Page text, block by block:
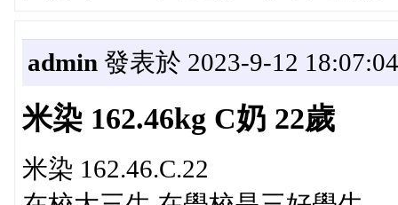
admin 發表於 2023-9-12 18:07:04
米染 162.46kg C奶 22歲
米染 162.46.C.22